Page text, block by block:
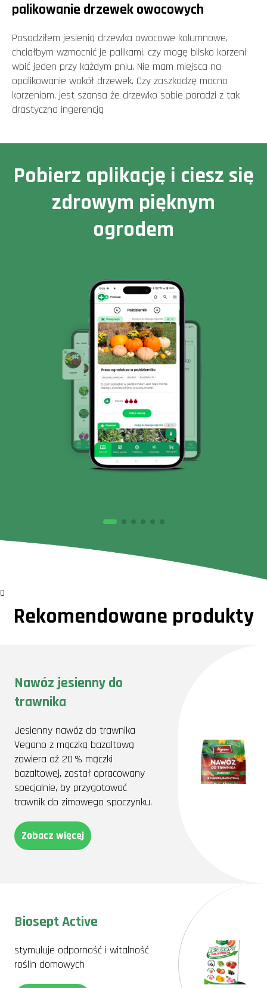
palikowanie drzewek owocowych
Posadziłem jesienią drzewka owocowe kolumnowe,
chciałbym wzmocnić je palikami, czy mogę blisko korzeni
wbić jeden przy każdym pniu. Nie mam miejsca na
opalikowanie wokół drzewek. Czy zaszkodzę mocno
korzeniom, jest szansa że drzewko sobie poradzi z tak
drastyczna ingerencją
Pobierz aplikację i ciesz się
zdrowym pięknym
ogrodem
0
Rekomendowane produkty
Nawóz jesienny do
trawnika
Jesienny nawóz do trawnika
Vegano z mączką bazaltową
zawiera aż 20 % mączki
bazaltowej, został opracowany
specjalnie, by przygotować
trawnik do zimowego spoczynku.
Zobacz więcej
Biosept Active
stymuluje odporność i witalność
roślin domowych